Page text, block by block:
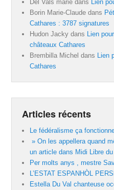
Del Vals marie dans Lien
Borin Marie-Claude dans
Cathares : 3787 signatures
Hudon Jacky dans Lien
châteaux Cathares
Brembilla Michel dans Lien
Cathares
Articles récents
Le fédéralisme ça
» On les appellera quand
un article dans Midi Libre
Per molts anys , mestre
L’ESTAT ESPANHÒL
Estella Du Val chanteuse